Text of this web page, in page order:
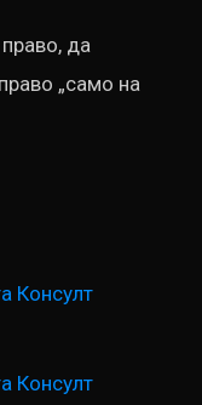
да
„само на
Консулт
Консулт